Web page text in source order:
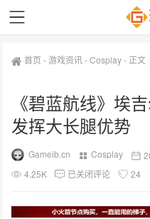
首页 -游戏资讯-Cosplay- 正文
《碧蓝航线》埃
发挥大长腿优势
Gameib.cn Cosplay
4.25K
已关闭评论 24